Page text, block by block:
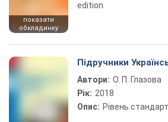
показати
обкладинку
edition
Підручники
Автори: О. П. Глазова
Рік: 2018
Опис: Рівень